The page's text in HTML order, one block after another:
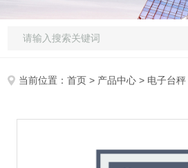
当前位置：首页 > 产品中心 > 电子台秤